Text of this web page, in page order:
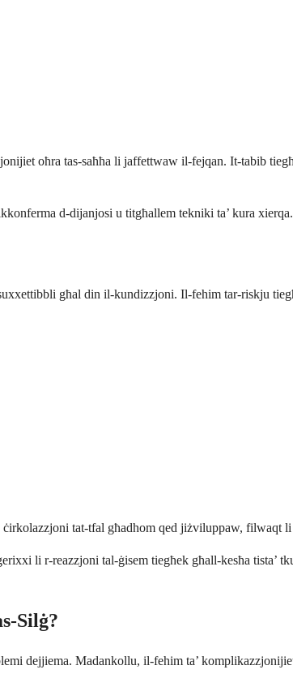
oħra tas-saħħa li jaffettwaw il-fejqan. It-tabib
d-dijanjosi u titgħallem tekniki ta’ kura xierqa.
għal din il-kundizzjoni. Il-fehim tar-riskju
tat-tfal għadhom qed jiżviluppaw, filwaqt
li r-reazzjoni tal-ġisem tiegħek għall-kesħa tista’
Silġ?
dejjiema. Madankollu, il-fehim ta’